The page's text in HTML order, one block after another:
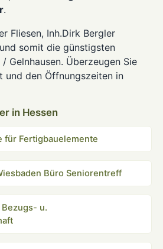
.
Fliesen, Inh.Dirk Bergler
somit die günstigsten
Gelnhausen. Überzeugen Sie
und den Öffnungszeiten in
in Hessen
für Fertigbauelemente
Büro Seniorentreff
u.